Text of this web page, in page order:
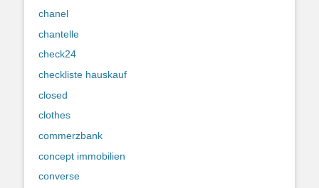
chanel
chantelle
check24
checkliste hauskauf
closed
clothes
commerzbank
concept immobilien
converse